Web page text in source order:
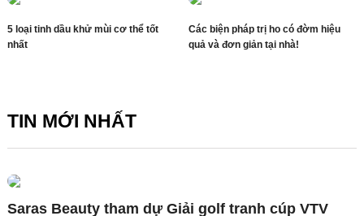
5 loại tinh dầu khử mùi cơ thể tốt
nhất
Các biện pháp trị ho có đờm hiệu
quả và đơn giản tại nhà!
TIN MỚI NHẤT
Saras Beauty tham dự Giải golf tranh cúp VTV